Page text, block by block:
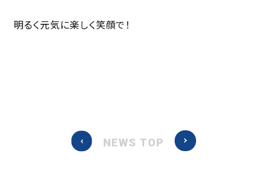
明るく元気に楽しく笑顔で！
NEWS TOP